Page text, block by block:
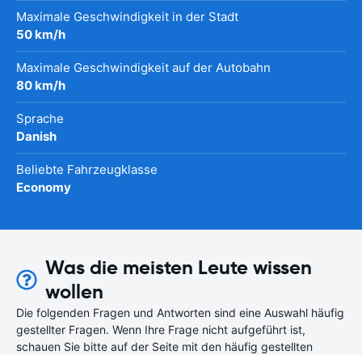
Maximale Geschwindigkeit in der Stadt
50 km/h
Maximale Geschwindigkeit auf der Autobahn
80 km/h
Sprache
Danish
Beliebte Fahrzeugklasse
Economy
Was die meisten Leute wissen
wollen
Die folgenden Fragen und Antworten sind eine Auswahl häufig
gestellter Fragen. Wenn Ihre Frage nicht aufgeführt ist,
schauen Sie bitte auf der Seite mit den häufig gestellten